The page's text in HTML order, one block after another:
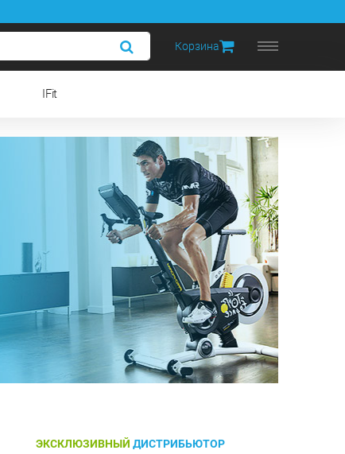
Корзина
IFit
ЭКСКЛЮЗИВНЫЙ ДИСТРИБЬЮТОР